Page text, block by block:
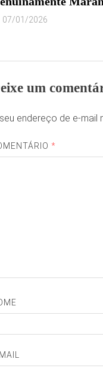
07/01/2026
um
endereço de e-mail
*